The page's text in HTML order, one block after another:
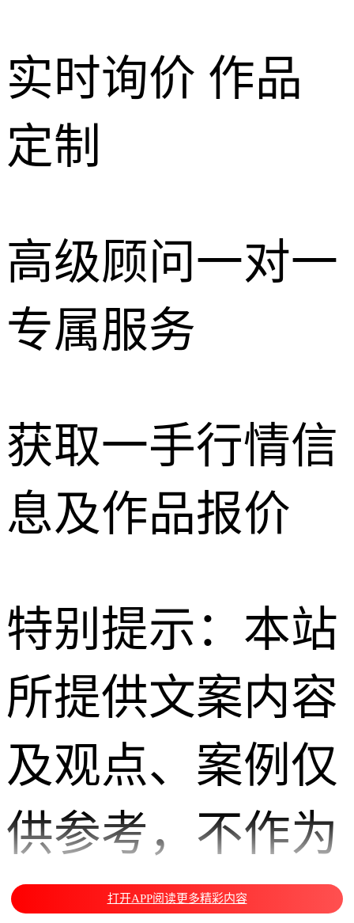
实时询价 作品
定制
高级顾问一对一
专属服务
获取一手行情信
息及作品报价
特别提示：本站
所提供文案内容
及观点、案例仅
供参考，不作为
您投资理财交易
打开APP阅读更多精彩内容